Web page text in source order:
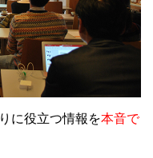
に役立つ情報を本音で